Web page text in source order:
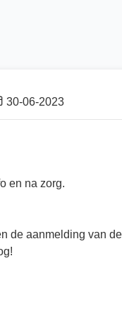
30-06-2023
en na zorg.
de aanmelding van